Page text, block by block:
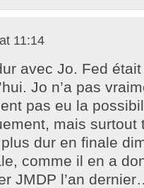
11:14
avec Jo. Fed
Jo n’a pas
pas eu la
mais surtout
dur en finale
comme il en a
JMDP l’an